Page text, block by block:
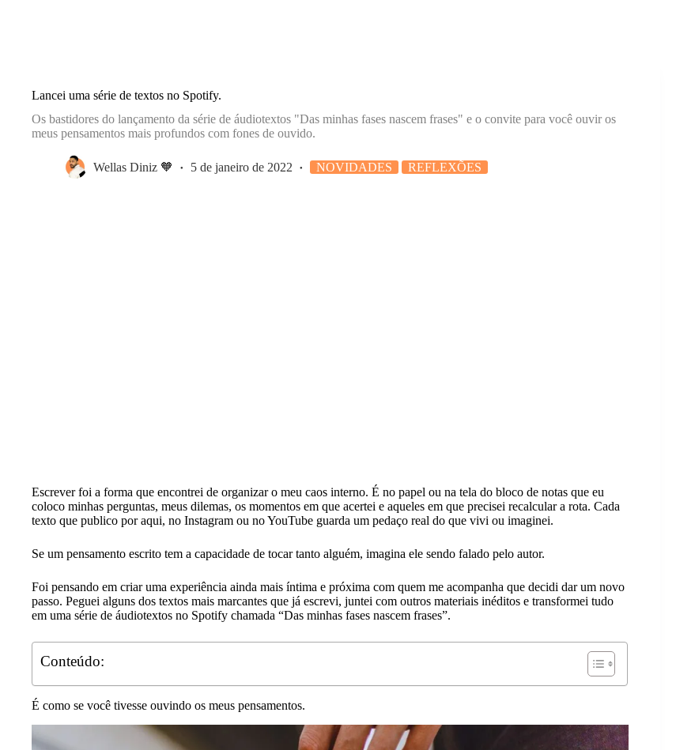
Lancei uma série de textos no Spotify.
Os bastidores do lançamento da série de áudiotextos "Das minhas fases nascem frases" e o convite para você ouvir os
meus pensamentos mais profundos com fones de ouvido.
Wellas Diniz 🧡 5 de janeiro de 2022 NOVIDADES REFLEXÕES
Escrever foi a forma que encontrei de organizar o meu caos interno. É no papel ou na tela do bloco de notas que eu
coloco minhas perguntas, meus dilemas, os momentos em que acertei e aqueles em que precisei recalcular a rota. Cada
texto que publico por aqui, no Instagram ou no YouTube guarda um pedaço real do que vivi ou imaginei.
Se um pensamento escrito tem a capacidade de tocar tanto alguém, imagina ele sendo falado pelo autor.
Foi pensando em criar uma experiência ainda mais íntima e próxima com quem me acompanha que decidi dar um novo
passo. Peguei alguns dos textos mais marcantes que já escrevi, juntei com outros materiais inéditos e transformei tudo
em uma série de áudiotextos no Spotify chamada “Das minhas fases nascem frases”.
Conteúdo:
É como se você tivesse ouvindo os meus pensamentos.